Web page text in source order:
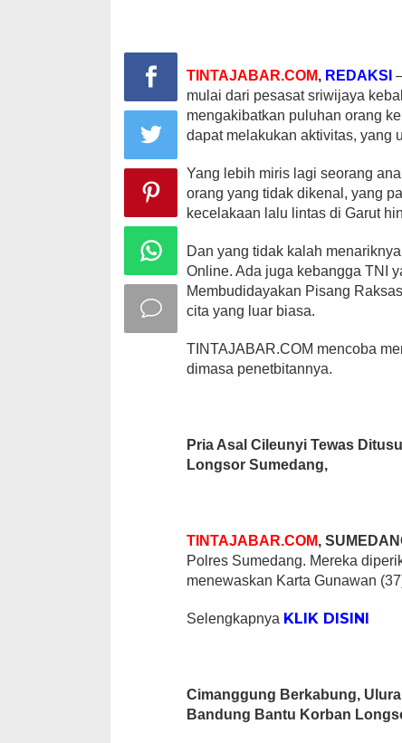
TINTAJABAR.COM, REDAKSI
mulai dari pesasat sriwijaya
mengakibatkan puluhan orang
dapat melakukan aktivitas, yang
Yang lebih miris lagi seorang
orang yang tidak dikenal, yang
kecelakaan lalu lintas di Garut
Dan yang tidak kalah
Online. Ada juga kebangga TNI
Membudidayakan Pisang
cita yang luar biasa.
TINTAJABAR.COM mencoba
dimasa penetbitannya.
Pria Asal Cileunyi Tewas
Longsor Sumedang,
TINTAJABAR.COM,
Polres Sumedang. Mereka
menewaskan Karta Gunawan
Selengkapnya KLIK DISINI
Cimanggung Berkabung,
Bandung Bantu Korban